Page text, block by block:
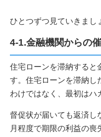
ひとつずつ見ていきまし
4-1.金融機関からの
住宅ローンを滞納すると
す。住宅ローンを滞納し
わけではなく、最初はハ
督促状が届いても返済し
月程度で期限の利益の喪